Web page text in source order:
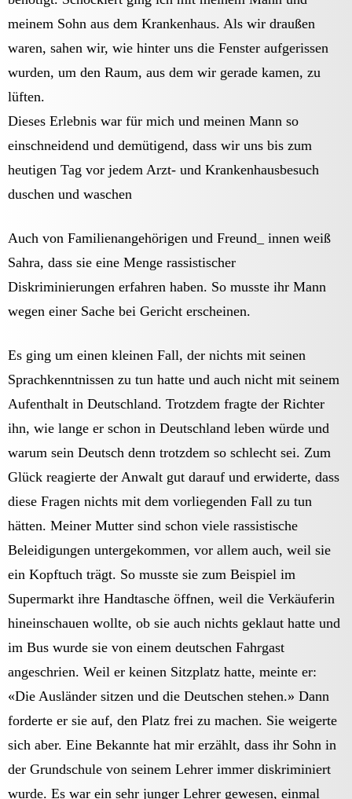
meinem Sohn aus dem Krankenhaus. Als wir draußen
waren, sahen wir, wie hinter uns die Fenster aufgerissen
wurden, um den Raum, aus dem wir gerade kamen, zu
lüften.
Dieses Erlebnis war für mich und meinen Mann so
einschneidend und demütigend, dass wir uns bis zum
heutigen Tag vor jedem Arzt- und Krankenhausbesuch
duschen und waschen
Auch von Familienangehörigen und Freund_ innen weiß
Sahra, dass sie eine Menge rassistischer
Diskriminierungen erfahren haben. So musste ihr Mann
wegen einer Sache bei Gericht erscheinen.
Es ging um einen kleinen Fall, der nichts mit seinen
Sprachkenntnissen zu tun hatte und auch nicht mit seinem
Aufenthalt in Deutschland. Trotzdem fragte der Richter
ihn, wie lange er schon in Deutschland leben würde und
warum sein Deutsch denn trotzdem so schlecht sei. Zum
Glück reagierte der Anwalt gut darauf und erwiderte, dass
diese Fragen nichts mit dem vorliegenden Fall zu tun
hätten. Meiner Mutter sind schon viele rassistische
Beleidigungen untergekommen, vor allem auch, weil sie
ein Kopftuch trägt. So musste sie zum Beispiel im
Supermarkt ihre Handtasche öffnen, weil die Verkäuferin
hineinschauen wollte, ob sie auch nichts geklaut hatte und
im Bus wurde sie von einem deutschen Fahrgast
angeschrien. Weil er keinen Sitzplatz hatte, meinte er:
«Die Ausländer sitzen und die Deutschen stehen.» Dann
forderte er sie auf, den Platz frei zu machen. Sie weigerte
sich aber. Eine Bekannte hat mir erzählt, dass ihr Sohn in
der Grundschule von seinem Lehrer immer diskriminiert
wurde. Es war ein sehr junger Lehrer gewesen, einmal